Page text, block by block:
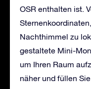
OSR enthalten ist.
Nachthimmel zu
gestaltete Mini-
um Ihren Raum
näher und füllen